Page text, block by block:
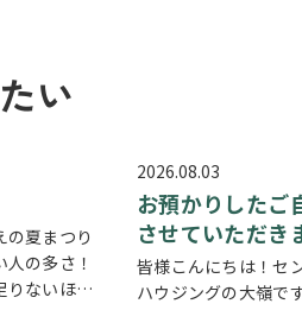
い
の夏まつり
の多さ！
りないほど
2026.08.03
お預かりしたご
させていただき
皆様こんにちは！セ
ハウジングの大嶺で